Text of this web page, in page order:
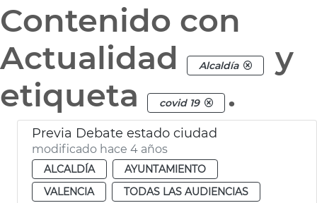
Contenido con
Actualidad
Alcaldía
y
etiqueta
covid 19 .
Previa Debate estado ciudad
modificado hace 4 años
ALCALDÍA
AYUNTAMIENTO
VALENCIA
TODAS LAS AUDIENCIAS